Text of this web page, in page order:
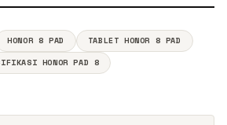
HONOR 8 PAD
TABLET HONOR 8 PAD
HONOR PAD 8